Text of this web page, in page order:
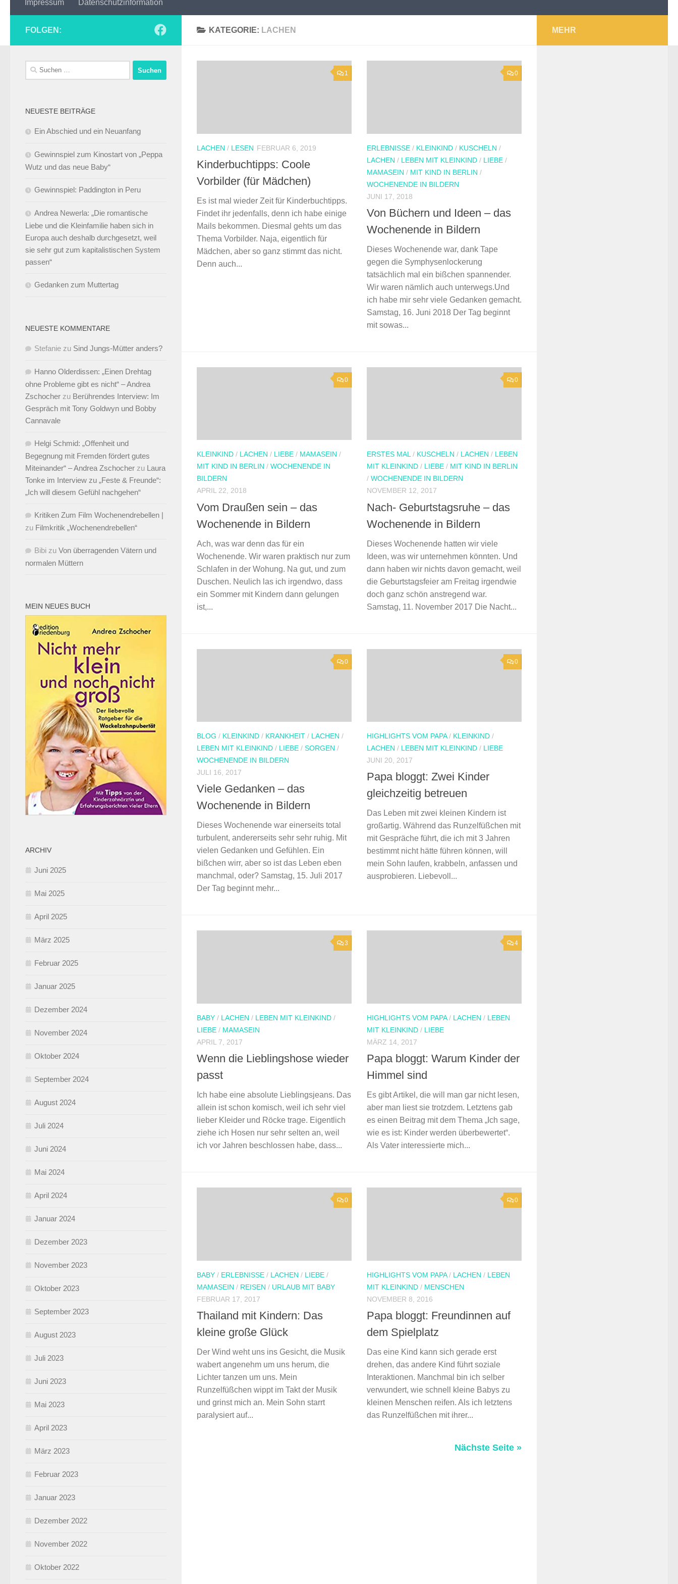
Impressum Datenschutzinformation
KATEGORIE: LACHEN
1
LACHEN / LESEN FEBRUAR 6, 2019
Kinderbuchtipps: Coole
Vorbilder (für Mädchen)
Es ist mal wieder Zeit für Kinderbuchtipps.
Findet ihr jedenfalls, denn ich habe einige
Mails bekommen. Diesmal gehts um das
Thema Vorbilder. Naja, eigentlich für
Mädchen, aber so ganz stimmt das nicht.
Denn auch...
0
ERLEBNISSE / KLEINKIND / KUSCHELN /
LACHEN / LEBEN MIT KLEINKIND / LIEBE /
MAMASEIN / MIT KIND IN BERLIN /
WOCHENENDE IN BILDERN
JUNI 17, 2018
Von Büchern und Ideen – das
Wochenende in Bildern
Dieses Wochenende war, dank Tape
gegen die Symphysenlockerung
tatsächlich mal ein bißchen spannender.
Wir waren nämlich auch unterwegs.Und
ich habe mir sehr viele Gedanken gemacht.
Samstag, 16. Juni 2018 Der Tag beginnt
mit sowas...
0
KLEINKIND / LACHEN / LIEBE / MAMASEIN /
MIT KIND IN BERLIN / WOCHENENDE IN
BILDERN
APRIL 22, 2018
Vom Draußen sein – das
Wochenende in Bildern
Ach, was war denn das für ein
Wochenende. Wir waren praktisch nur zum
Schlafen in der Wohung. Na gut, und zum
Duschen. Neulich las ich irgendwo, dass
ein Sommer mit Kindern dann gelungen
ist,...
0
ERSTES MAL/ KUSCHELN / LACHEN / LEBEN
MIT KLEINKIND / LIEBE / MIT KIND IN BERLIN
/ WOCHENENDE IN BILDERN
NOVEMBER 12, 2017
Nach- Geburtstagsruhe – das
Wochenende in Bildern
Dieses Wochenende hatten wir viele
Ideen, was wir unternehmen könnten. Und
dann haben wir nichts davon gemacht, weil
die Geburtstagsfeier am Freitag irgendwie
doch ganz schön anstregend war.
Samstag, 11. November 2017 Die Nacht...
0
BLOG / KLEINKIND / KRANKHEIT / LACHEN /
LEBEN MIT KLEINKIND / LIEBE / SORGEN /
WOCHENENDE IN BILDERN
JULI 16, 2017
Viele Gedanken – das
Wochenende in Bildern
Dieses Wochenende war einerseits total
turbulent, andererseits sehr sehr ruhig. Mit
vielen Gedanken und Gefühlen. Ein
bißchen wirr, aber so ist das Leben eben
manchmal, oder? Samstag, 15. Juli 2017
Der Tag beginnt mehr...
0
HIGHLIGHTS VOM PAPA/ KLEINKIND /
LACHEN / LEBEN MIT KLEINKIND / LIEBE
JUNI 20, 2017
Papa bloggt: Zwei Kinder
gleichzeitig betreuen
Das Leben mit zwei kleinen Kindern ist
großartig. Während das Runzelfüßchen mit
mit Gespräche führt, die ich mit 3 Jahren
bestimmt nicht hätte führen können, will
mein Sohn laufen, krabbeln, anfassen und
ausprobieren. Liebevoll...
3
BABY / LACHEN / LEBEN MIT KLEINKIND /
LIEBE / MAMASEIN
APRIL 7, 2017
Wenn die Lieblingshose wieder
passt
Ich habe eine absolute Lieblingsjeans. Das
allein ist schon komisch, weil ich sehr viel
lieber Kleider und Röcke trage. Eigentlich
ziehe ich Hosen nur sehr selten an, weil
ich vor Jahren beschlossen habe, dass...
4
HIGHLIGHTS VOM PAPA/ LACHEN / LEBEN
MIT KLEINKIND / LIEBE
MÄRZ 14, 2017
Papa bloggt: Warum Kinder der
Himmel sind
Es gibt Artikel, die will man gar nicht lesen,
aber man liest sie trotzdem. Letztens gab
es einen Beitrag mit dem Thema „Ich sage,
wie es ist: Kinder werden überbewertet“.
Als Vater interessierte mich...
0
BABY / ERLEBNISSE / LACHEN / LIEBE /
MAMASEIN / REISEN / URLAUB MIT BABY
FEBRUAR 17, 2017
Thailand mit Kindern: Das
kleine große Glück
Der Wind weht uns ins Gesicht, die Musik
wabert angenehm um uns herum, die
Lichter tanzen um uns. Mein
Runzelfüßchen wippt im Takt der Musik
und grinst mich an. Mein Sohn starrt
paralysiert auf...
0
HIGHLIGHTS VOM PAPA/ LACHEN / LEBEN
MIT KLEINKIND / MENSCHEN
NOVEMBER 8, 2016
Papa bloggt: Freundinnen auf
dem Spielplatz
Das eine Kind kann sich gerade erst
drehen, das andere Kind führt soziale
Interaktionen. Manchmal bin ich selber
verwundert, wie schnell kleine Babys zu
kleinen Menschen reifen. Als ich letztens
das Runzelfüßchen mit ihrer...
Nächste Seite »
FOLGEN:
Suchen
nach:
NEUESTE BEITRÄGE
Ein Abschied und ein Neuanfang
Gewinnspiel zum Kinostart von „Peppa
Wutz und das neue Baby“
Gewinnspiel: Paddington in Peru
Andrea Newerla: „Die romantische
Liebe und die Kleinfamilie haben sich in
Europa auch deshalb durchgesetzt, weil
sie sehr gut zum kapitalistischen System
passen“
Gedanken zum Muttertag
NEUESTE KOMMENTARE
Stefanie zu Sind Jungs-Mütter anders?
Hanno Olderdissen: „Einen Drehtag
ohne Probleme gibt es nicht“ – Andrea
Zschocher zu Berührendes Interview: Im
Gespräch mit Tony Goldwyn und Bobby
Cannavale
Helgi Schmid: „Offenheit und
Begegnung mit Fremden fördert gutes
Miteinander“ – Andrea Zschocher zu Laura
Tonke im Interview zu „Feste & Freunde“:
„Ich will diesem Gefühl nachgehen“
Kritiken Zum Film Wochenendrebellen |
zu Filmkritik „Wochenendrebellen“
Bibi zu Von überragenden Vätern und
normalen Müttern
MEIN NEUES BUCH
ARCHIV
Juni 2025
Mai 2025
April 2025
März 2025
Februar 2025
Januar 2025
Dezember 2024
November 2024
Oktober 2024
September 2024
August 2024
Juli 2024
Juni 2024
Mai 2024
April 2024
Januar 2024
Dezember 2023
November 2023
Oktober 2023
September 2023
August 2023
Juli 2023
Juni 2023
Mai 2023
April 2023
März 2023
Februar 2023
Januar 2023
Dezember 2022
November 2022
Oktober 2022
MEHR